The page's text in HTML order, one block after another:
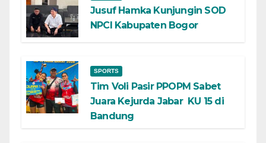
Jusuf Hamka Kunjungin SOD
NPCI Kabupaten Bogor
SPORTS
Tim Voli Pasir PPOPM Sabet
Juara Kejurda Jabar KU 15 di
Bandung